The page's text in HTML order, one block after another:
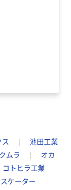
池田工業
ムラ
オカ
コトヒラ工業
スケーター